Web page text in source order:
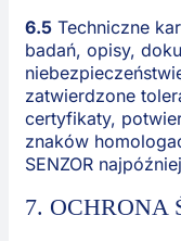
6.5Techniczne
badań, opisy,
zatwierdzone
certyfikaty,
znaków
SENZOR
7. OCHRONA